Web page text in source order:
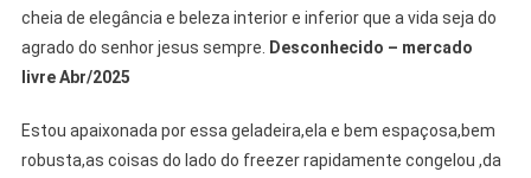
cheia de elegância e beleza interior e inferior que a vida seja do
agrado do senhor jesus sempre.
Desconhecido – mercado
livre Abr/2025
Estou apaixonada por essa geladeira,ela e bem espaçosa,bem
robusta,as coisas do lado do freezer rapidamente congelou ,da